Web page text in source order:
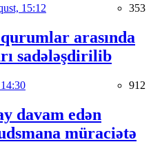
15:12 353
arasında
sadələşdirilib
912
davam edən
müraciətə